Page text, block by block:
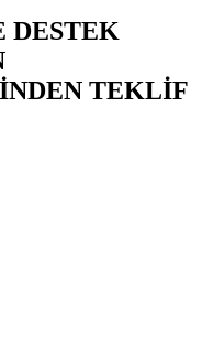
DESTEK
TEKLİF